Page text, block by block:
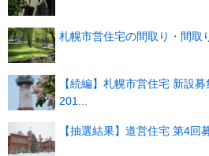
札幌市営住宅の間取り・間取
【続編】札幌市営住宅 新設
201...
【抽選結果】道営住宅 第4